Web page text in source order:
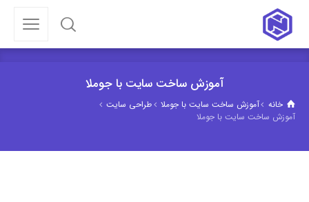
آموزش ساخت سایت با جوملا
خانه آموزش ساخت سایت با جوملا
طراحی سایت
آموزش ساخت سایت با جوملا